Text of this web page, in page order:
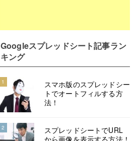
Googleスプレッドシート記事ラン
キング
1
スマホ版のスプレッドシー
トでオートフィルする方
法！
2
スプレッドシートでURL
から画像を表示する方法！